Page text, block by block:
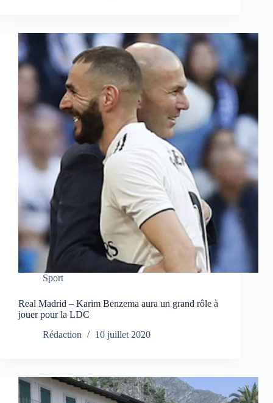
Sport
Real Madrid – Karim Benzema aura un grand rôle à
jouer pour la LDC
Rédaction
10 juillet 2020